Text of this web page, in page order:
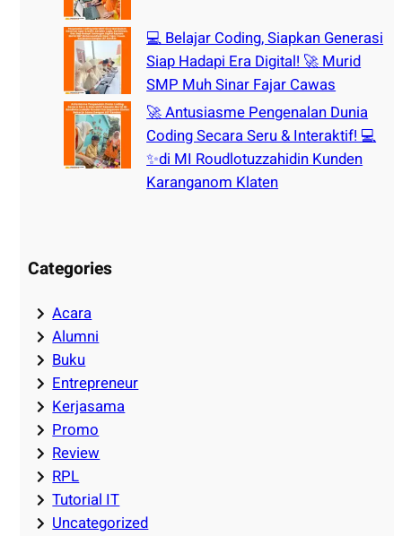
💻 Belajar Coding, Siapkan Generasi
Siap Hadapi Era Digital! 🚀 Murid
SMP Muh Sinar Fajar Cawas
🚀 Antusiasme Pengenalan Dunia
Coding Secara Seru & Interaktif! 💻
✨di MI Roudlotuzzahidin Kunden
Karanganom Klaten
Categories
Acara
Alumni
Buku
Entrepreneur
Kerjasama
Promo
Review
RPL
Tutorial IT
Uncategorized